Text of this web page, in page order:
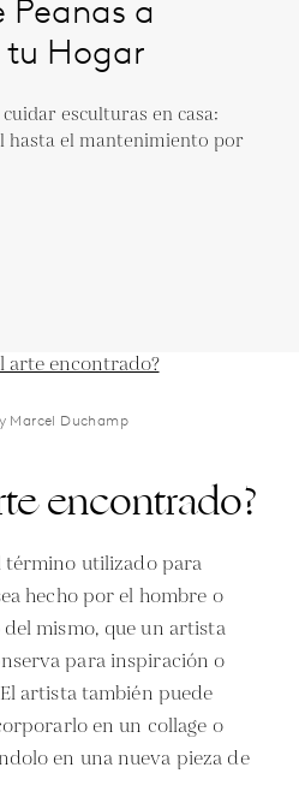
Peanas a
tu Hogar
esculturas en casa:
hasta el mantenimiento por
Marcel Duchamp
encontrado?
término utilizado para
hecho por el hombre o
mismo, que un artista
para inspiración o
artista también puede
en un collage o
en una nueva pieza de